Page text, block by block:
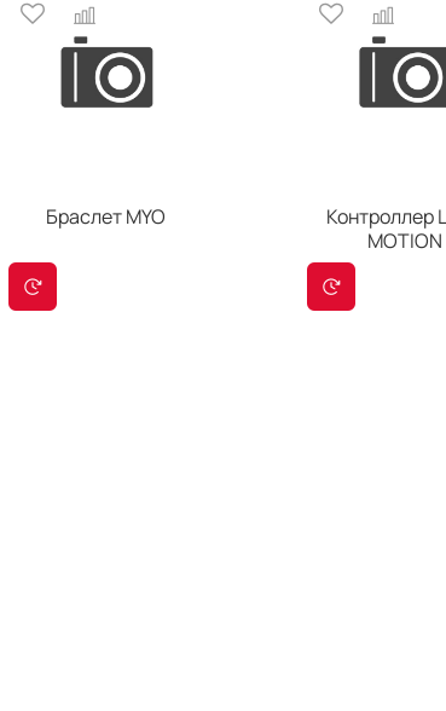
Браслет MYO
Контроллер
MOTION